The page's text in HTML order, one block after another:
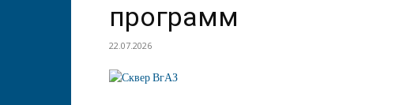
программ
22.07.2026